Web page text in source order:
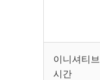
이니셔티브
시간